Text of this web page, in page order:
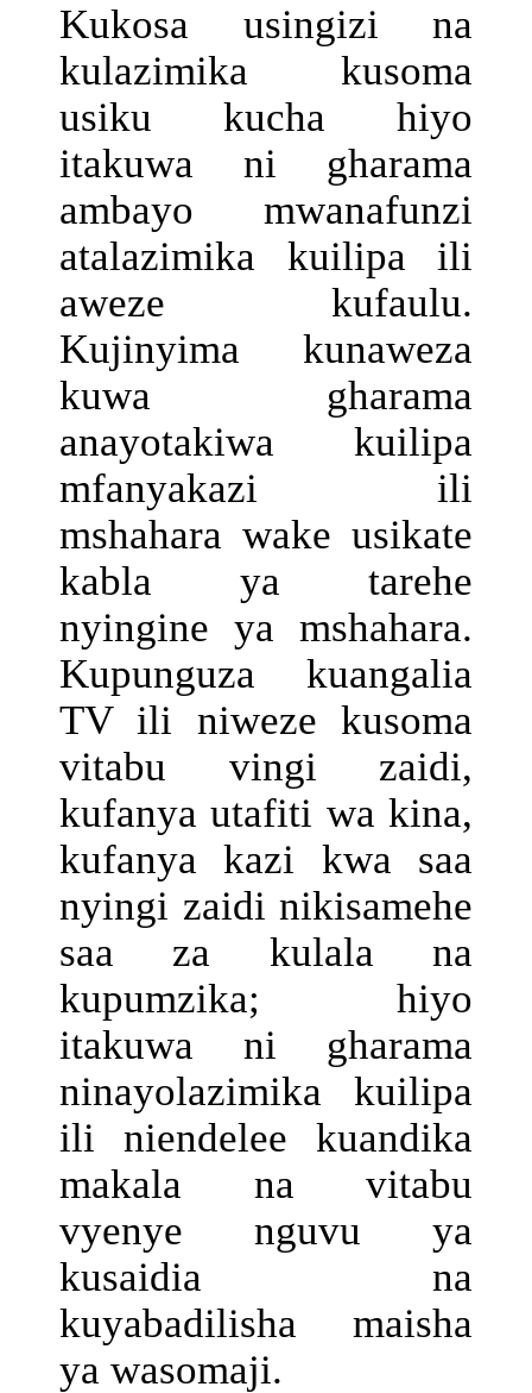
Kukosa usingizi na
kulazimika kusoma
usiku kucha hiyo
itakuwa ni gharama
ambayo mwanafunzi
atalazimika kuilipa ili
aweze kufaulu.
Kujinyima kunaweza
kuwa gharama
anayotakiwa kuilipa
mfanyakazi ili
mshahara wake usikate
kabla ya tarehe
nyingine ya mshahara.
Kupunguza kuangalia
TV ili niweze kusoma
vitabu vingi zaidi,
kufanya utafiti wa kina,
kufanya kazi kwa saa
nyingi zaidi nikisamehe
saa za kulala na
kupumzika; hiyo
itakuwa ni gharama
ninayolazimika kuilipa
ili niendelee kuandika
makala na vitabu
vyenye nguvu ya
kusaidia na
kuyabadilisha maisha
ya wasomaji.